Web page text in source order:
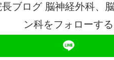
ブログ 脳神経外科、
ン科をフォローする